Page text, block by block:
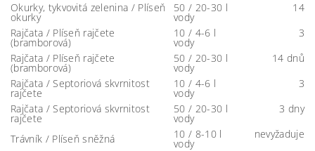
Okurky, tykvovitá zelenina / Plíseň
okurky
50 / 20-30 l
vody
14
Rajčata / Plíseň rajčete
(bramborová)
10 / 4-6 l
vody
3
Rajčata / Plíseň rajčete
(bramborová)
50 / 20-30 l
vody
14 dnů
Rajčata / Septoriová skvrnitost
rajčete
10 / 4-6 l
vody
3
Rajčata / Septoriová skvrnitost
rajčete
50 / 20-30 l
vody
3 dny
Trávník / Plíseň sněžná 10 / 8-10 l
vody
nevyžaduje